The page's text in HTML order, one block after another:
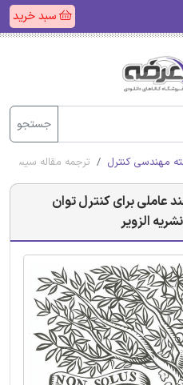
سبد خرید
جستجو
مهندسی کنترل ترجمه مقاله سیستم
عاملی برای کنترل توان
الزویر